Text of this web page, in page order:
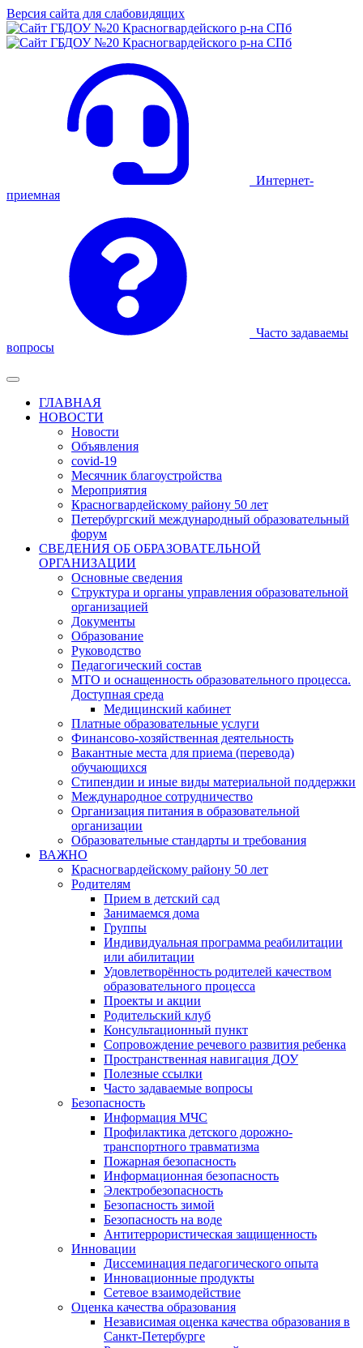
Версия сайта для слабовидящих
Интернет-
приемная
Часто задаваемы
вопросы
ГЛАВНАЯ
НОВОСТИ
Новости
Объявления
covid-19
Месячник благоустройства
Мероприятия
Красногвардейскому району 50 лет
Петербургский международный образовательный
форум
СВЕДЕНИЯ ОБ ОБРАЗОВАТЕЛЬНОЙ
ОРГАНИЗАЦИИ
Основные сведения
Структура и органы управления образовательной
организацией
Документы
Образование
Руководство
Педагогический состав
МТО и оснащенность образовательного процесса.
Доступная среда
Медицинский кабинет
Платные образовательные услуги
Финансово-хозяйственная деятельность
Вакантные места для приема (перевода)
обучающихся
Стипендии и иные виды материальной поддержки
Международное сотрудничество
Организация питания в образовательной
организации
Образовательные стандарты и требования
ВАЖНО
Красногвардейскому району 50 лет
Родителям
Прием в детский сад
Занимаемся дома
Группы
Индивидуальная программа реабилитации
или абилитации
Удовлетворённость родителей качеством
образовательного процесса
Проекты и акции
Родительский клуб
Консультационный пункт
Сопровождение речевого развития ребенка
Пространственная навигация ДОУ
Полезные ссылки
Часто задаваемые вопросы
Безопасность
Информация МЧС
Профилактика детского дорожно-
транспортного травматизма
Пожарная безопасность
Информационная безопасность
Электробезопасность
Безопасность зимой
Безопасность на воде
Антитеррористическая защищенность
Инновации
Диссеминация педагогического опыта
Инновационные продукты
Сетевое взаимодействие
Оценка качества образования
Независимая оценка качества образования в
Санкт-Петербурге